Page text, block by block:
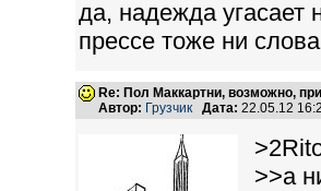
да, надежда угасает
прессе тоже ни слова
Re: Пол Маккартни, возможно,
Автор: Грузчик Дата: 22.05.12
>>а